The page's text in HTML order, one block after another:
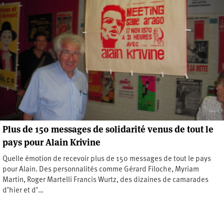
Plus de 150 messages de solidarité venus de tout le
pays pour Alain Krivine
Quelle émotion de recevoir plus de 150 messages de tout le pays
pour Alain. Des personnalités comme Gérard Filoche, Myriam
Martin, Roger Martelli Francis Wurtz, des dizaines de camarades
d’hier et d’…